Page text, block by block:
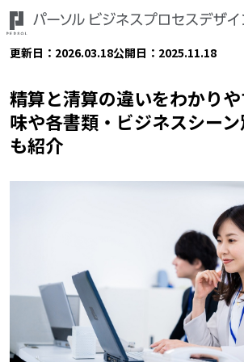
更新日：2026.03.18公開日：2025.11.18
精算と清算の違いをわかり
味や各書類・ビジネスシー
も紹介